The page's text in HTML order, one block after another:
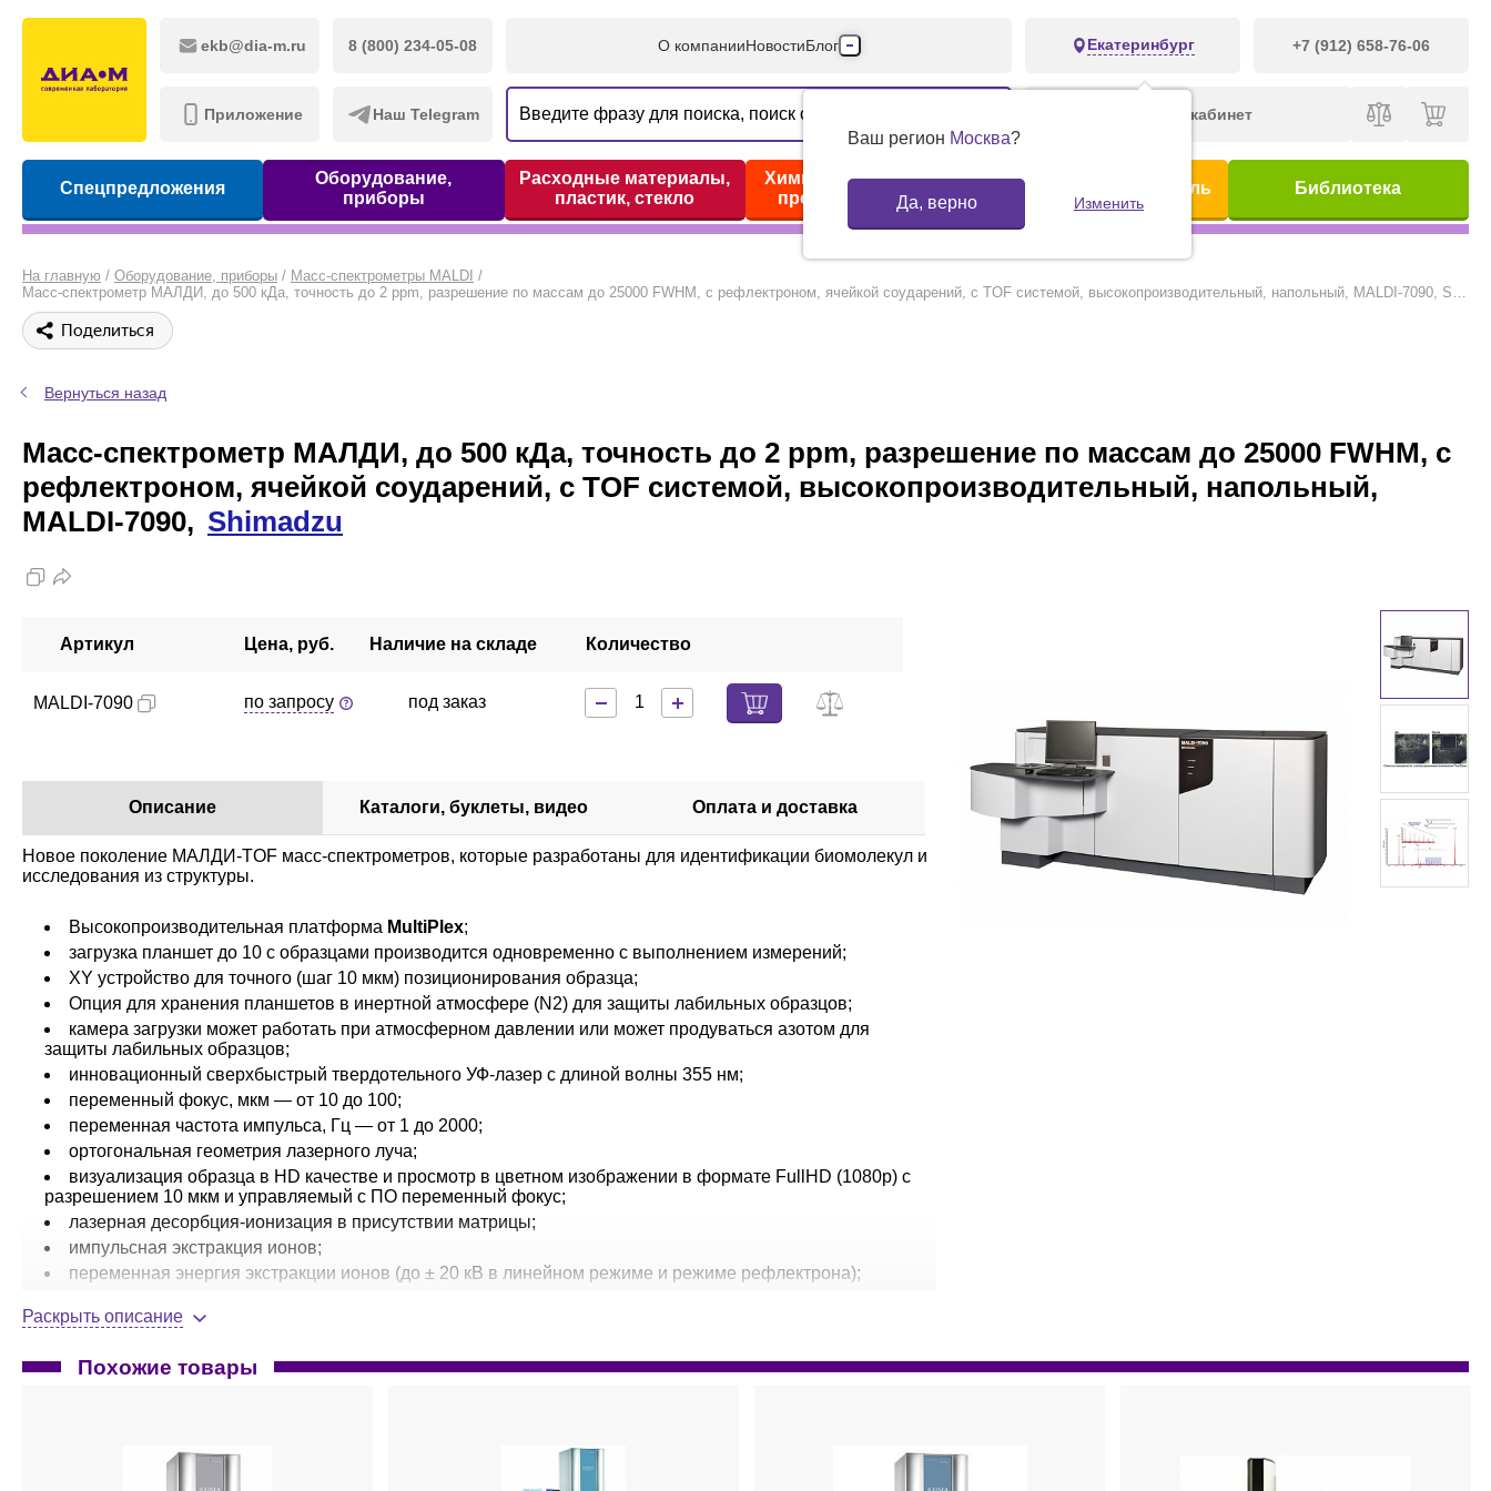
ekb@dia-m.ru 8 (800) 234-05-08
Приложение Наш Telegram
О компанииНовостиБлог
Производители
Партнеры
Контакты
Екатеринбург +7 (912) 658-76-06
Ваш регион Москва?
Да, верно Изменить
Личный кабинет
Спецпредложения
Оборудование,
приборы
Расходные материалы,
пластик, стекло
Химические реактивы,
препараты, наборы
Предметный указатель Библиотека
На главную / Оборудование, приборы / Масс-спектрометры MALDI /
Масс-спектрометр МАЛДИ, до 500 кДа, точность до 2 ppm, разрешение по массам до 25000 FWHM, с рефлектроном, ячейкой соударений, с TOF системой, высокопроизводительный, напольный, MALDI-7090, Shimadzu
Поделиться
Вернуться назад
Масс-спектрометр МАЛДИ, до 500 кДа, точность до 2 ppm, разрешение по массам до 25000 FWHM, с
рефлектроном, ячейкой соударений, с TOF системой, высокопроизводительный, напольный,
MALDI-7090, Shimadzu
Артикул Цена, руб. Наличие на складе Количество
MALDI-7090 по запросу под заказ
Описание Каталоги, буклеты, видео Оплата и доставка
Новое поколение МАЛДИ-TOF масс-спектрометров, которые разработаны для идентификации биомолекул и
исследования из структуры.
Высокопроизводительная платформа MultiPlex;
загрузка планшет до 10 с образцами производится одновременно с выполнением измерений;
XY устройство для точного (шаг 10 мкм) позиционирования образца;
Опция для хранения планшетов в инертной атмосфере (N2) для защиты лабильных образцов;
камера загрузки может работать при атмосферном давлении или может продуваться азотом для
защиты лабильных образцов;
инновационный сверхбыстрый твердотельного УФ-лазер с длиной волны 355 нм;
переменный фокус, мкм — от 10 до 100;
переменная частота импульса, Гц — от 1 до 2000;
ортогональная геометрия лазерного луча;
визуализация образца в HD качестве и просмотр в цветном изображении в формате FullHD (1080р) с
разрешением 10 мкм и управляемый с ПО переменный фокус;
лазерная десорбция-ионизация в присутствии матрицы;
импульсная экстракция ионов;
переменная энергия экстракции ионов (до ± 20 кВ в линейном режиме и режиме рефлектрона);
широкоаппертурная ионная для минимизации загрязнения источника;
незаменим как для выполнения прецизионных протеомных и геномных исследований, так и для
вакуум создается двумя турбомолекулярными насосами с поворотным основанием;
Раскрыть описание
Похожие товары